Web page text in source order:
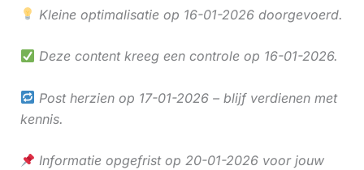
Kleine optimalisatie op 16-01-2026 doorgevoerd.
Deze content kreeg een controle op 16-01-2026.
Post herzien op 17-01-2026 – blijf verdienen met
kennis.
Informatie opgefrist op 20-01-2026 voor jouw